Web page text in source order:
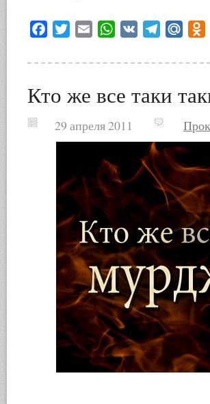
Facebook
Twitter Email WhatsApp
VK Telegram
Кто же все таки
29 апреля 2011